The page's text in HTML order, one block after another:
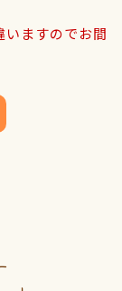
ますのでお間